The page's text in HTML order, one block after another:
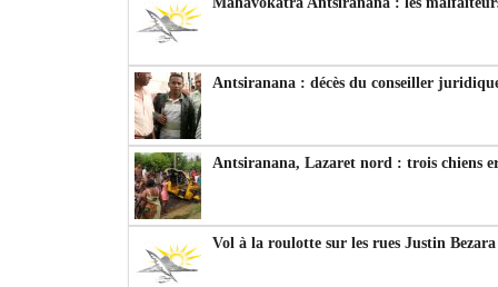
Antsiranana : décès du conseiller
Antsiranana, Lazaret nord : trois chiens
Vol à la roulotte sur les rues Justin